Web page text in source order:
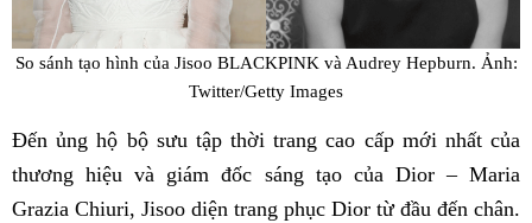
So sánh tạo hình của Jisoo BLACKPINK và Audrey Hepburn. Ảnh:
Twitter/Getty Images
Đến ủng hộ bộ sưu tập thời trang cao cấp mới nhất của
thương hiệu và giám đốc sáng tạo của Dior – Maria
Grazia Chiuri, Jisoo diện trang phục Dior từ đầu đến chân.